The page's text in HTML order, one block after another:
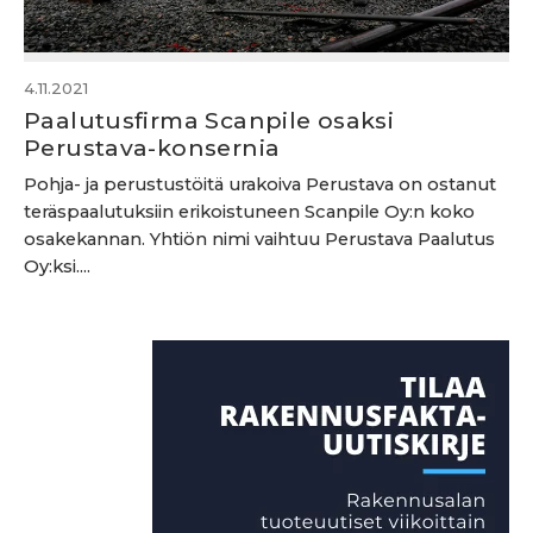
4.11.2021
Paalutusfirma Scanpile osaksi
Perustava-konsernia
Pohja- ja perustustöitä urakoiva Perustava on ostanut
teräspaalutuksiin erikoistuneen Scanpile Oy:n koko
osakekannan. Yhtiön nimi vaihtuu Perustava Paalutus
Oy:ksi....